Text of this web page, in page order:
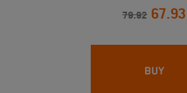
79.92 67.93
BUY